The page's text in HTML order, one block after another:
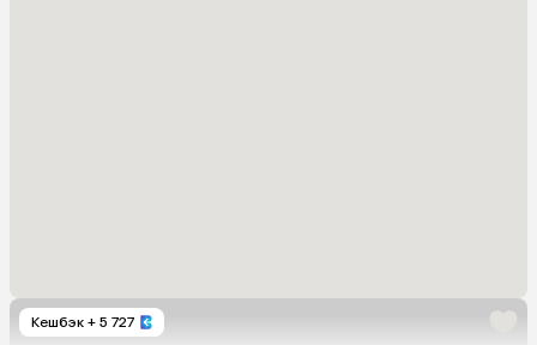
Кешбэк + 5 727